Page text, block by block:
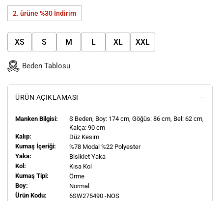
2. ürüne %30 İndirim
XS S M L XL XXL
Beden Tablosu
ÜRÜN AÇIKLAMASI
Manken Bilgisi: S Beden, Boy: 174 cm, Göğüs: 86 cm, Bel: 62 cm,
Kalça: 90 cm
Kalıp:
Düz Kesim
Kumaş İçeriği:
%78 Modal %22 Polyester
Yaka:
Bisiklet Yaka
Kol:
Kısa Kol
Kumaş Tipi:
Örme
Boy:
Normal
Ürün Kodu:
6SW275490 -NOS